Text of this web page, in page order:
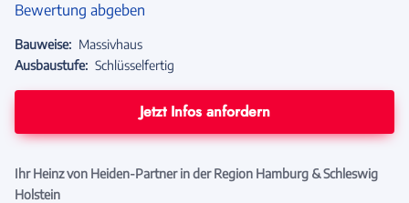
Bewertung abgeben
Bauweise: Massivhaus
Ausbaustufe: Schlüsselfertig
Jetzt Infos anfordern
Ihr Heinz von Heiden-Partner in der Region Hamburg & Schleswig
Holstein